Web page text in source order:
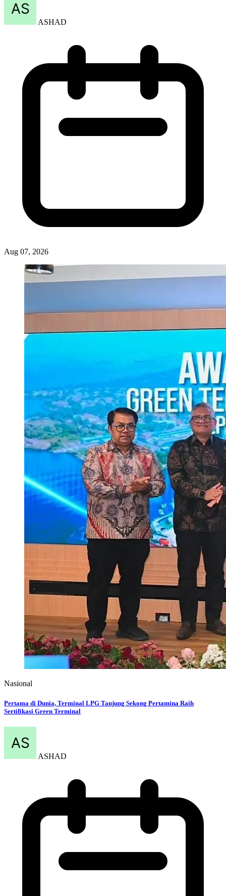
ASHAD
Aug 07, 2026
Nasional
Pertama di Dunia, Terminal LPG Tanjung Sekong Pertamina Raih
Sertifikasi Green Terminal
ASHAD